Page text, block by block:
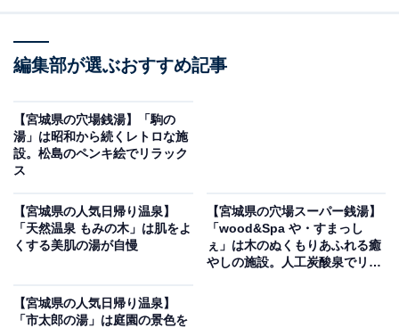
るAll About発のニュースメディアです。お金や仕事、恋愛、ITに関
する疑問に対して専門家が分かりやすく回答するほか、エンタメ情
報やSNSで話題のトピックスを紹介しています。
宮城県内唯一の含鉄塩化物泉が自慢の温泉施設
日帰り温泉施設です。豊富な鉄分と塩分を含む湯は温ま
りが良く、お風呂上がりも暖かさが持続します。檜の浴
槽が並ぶ「さくら」と石造りの「かしわ」の２つの浴室
ーも人気で、シャンプー・ボディソープは備え付け、タ
編集部が選ぶおすすめ記事
【宮城県の穴場銭湯】「駒の
湯」は昭和から続くレトロな施
設。松島のペンキ絵でリラック
ス
【宮城県の人気日帰り温泉】
「天然温泉 もみの木」は肌をよ
くする美肌の湯が自慢
【宮城県の穴場スーパー銭湯】
「wood&Spa や・すまっし
ぇ」は木のぬくもりあふれる癒
やしの施設。人工炭酸泉でリラ
【宮城県の人気日帰り温泉】
「市太郎の湯」は庭園の景色を